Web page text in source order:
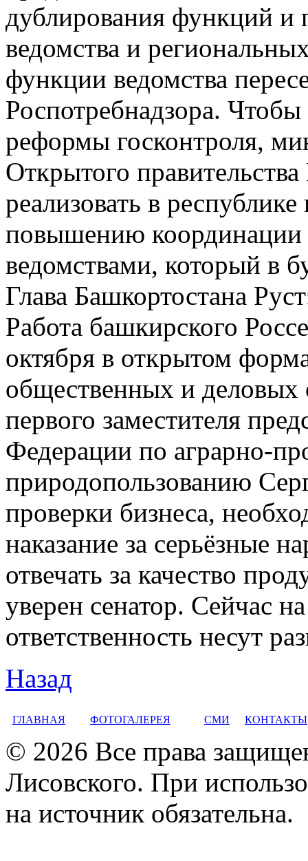
дублирования функций и
ведомства и
функции ведомства
Роспотребнадзора.
реформы госконтроля,
Открытого
реализовать в
повышению
ведомствами, который в
Глава Башкортостана
Работа башкирского
октября в открытом
общественных и
первого заместителя
Федерации по аграрно-
природопользованию
проверки бизнеса,
наказание за серьёзные
отвечать за качество
уверен сенатор. Сейчас
ответственность несут
Назад
ГЛАВНАЯ ФОТОГАЛЕРЕЯ СМИ КОНТАКТЫ
© 2026 Все права
Лисовского. При
на источник обязательна.